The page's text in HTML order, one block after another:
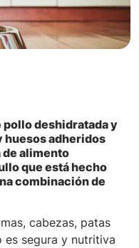
pollo deshidratada y
huesos adheridos
de alimento
que está hecho
combinación de
cabezas, patas
es segura y nutritiva